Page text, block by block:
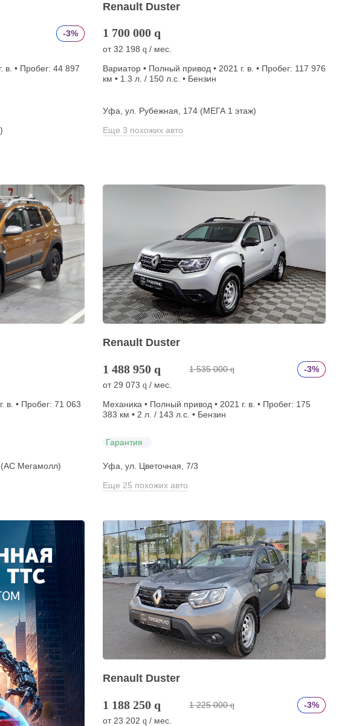
-3%
в. • Пробег: 44 897
Renault Duster
1 700 000 q
от32 198 q / мес.
Вариатор • Полный привод • 2021 г. в. • Пробег: 117 976
км • 1.3 л. / 150 л.с. • Бензин
Уфа, ул. Рубежная, 174 (МЕГА 1 этаж)
Еще 3 похожих авто
в. • Пробег: 71 063
(АС Мегамолл)
Renault Duster
1 488 950 q 1 535 000 q
-3%
от 29 073 q / мес.
Механика • Полный привод • 2021 г. в. • Пробег: 175
383 км • 2 л. / 143 л.с. • Бензин
Гарантия
Уфа, ул. Цветочная, 7/3
Еще 25 похожих авто
Renault Duster
1 188 250 q 1 225 000 q
-3%
от 23 202 q / мес.